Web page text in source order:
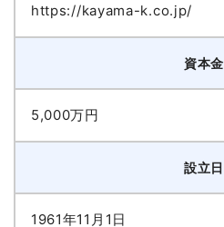
https://kayama-k.co.jp/
資本金
5,000万円
設立日
1961年11月1日